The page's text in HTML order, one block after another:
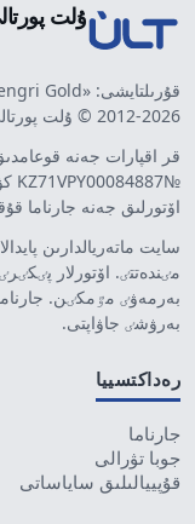
ۇلت
قۇرىلتايشى: «Tengri Gold» جشس
2012-2026 © ۇلت پورتالى
قر اقپارات جەنە
№KZ71VPY00084887 كۋەلٸگٸ بەرٸلگەن.
اۆتورلىق جەنە جارناما
سايت ماتەريالدارىن
مٸندەتتٸ. اۆتورلار
بەرمەۋٸ مٷمكٸن. جارناما
بەرۋشٸ جاۋاپتى.
رەداكتسييا
جارناما
جوبا تۋرالى
قۇپييالىلىق ساياساتى